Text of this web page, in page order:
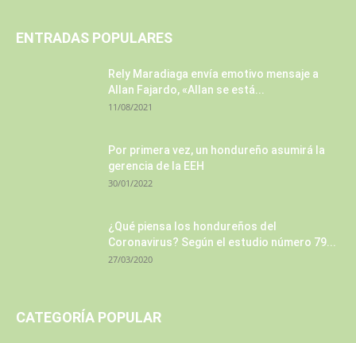
ENTRADAS POPULARES
Rely Maradiaga envía emotivo mensaje a
Allan Fajardo, «Allan se está...
11/08/2021
Por primera vez, un hondureño asumirá la
gerencia de la EEH
30/01/2022
¿Qué piensa los hondureños del
Coronavirus? Según el estudio número 79...
27/03/2020
CATEGORÍA POPULAR